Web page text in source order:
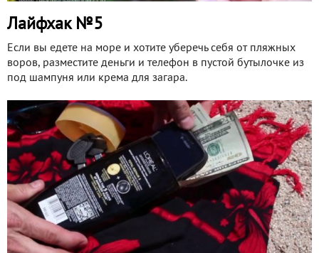
Лайфхак №5
Если вы едете на море и хотите уберечь себя от пляжных
воров, разместите деньги и телефон в пустой бутылочке из
под шампуня или крема для загара.